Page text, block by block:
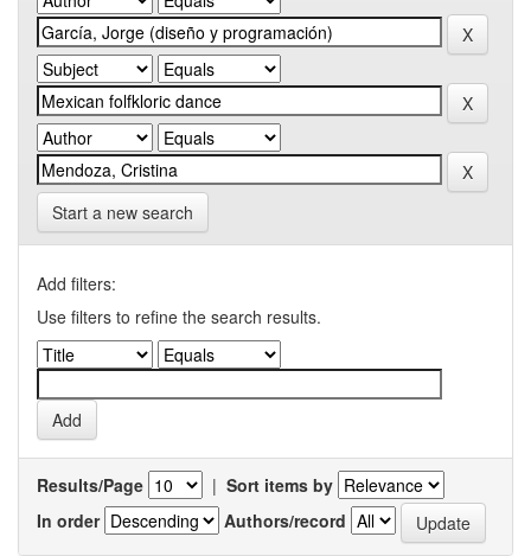
Start a new search
Add filters:
Use filters to refine the search results.
Results/Page | Sort items by
In order
Authors/record